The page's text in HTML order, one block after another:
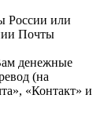
России или
Почты
денежные
(на
«Контакт» и